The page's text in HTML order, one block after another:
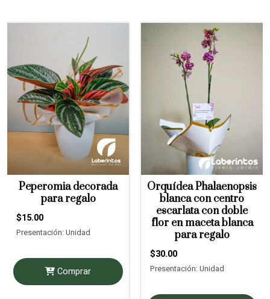
Peperomia decorada
para regalo
$15.00
Presentación: Unidad
Comprar
Orquídea Phalaenopsis
blanca con centro
escarlata con doble
flor en maceta blanca
para regalo
$30.00
Presentación: Unidad